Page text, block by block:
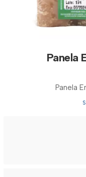
Panela
Panela